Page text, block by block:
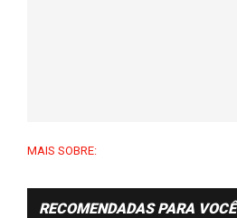
MAIS SOBRE:
RECOMENDADAS PARA VOCÊ